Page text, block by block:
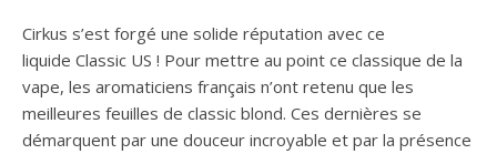
Cirkus s’est forgé une solide réputation avec ce
liquide Classic US ! Pour mettre au point ce classique de la
vape, les aromaticiens français n’ont retenu que les
meilleures feuilles de classic blond. Ces dernières se
démarquent par une douceur incroyable et par la présence